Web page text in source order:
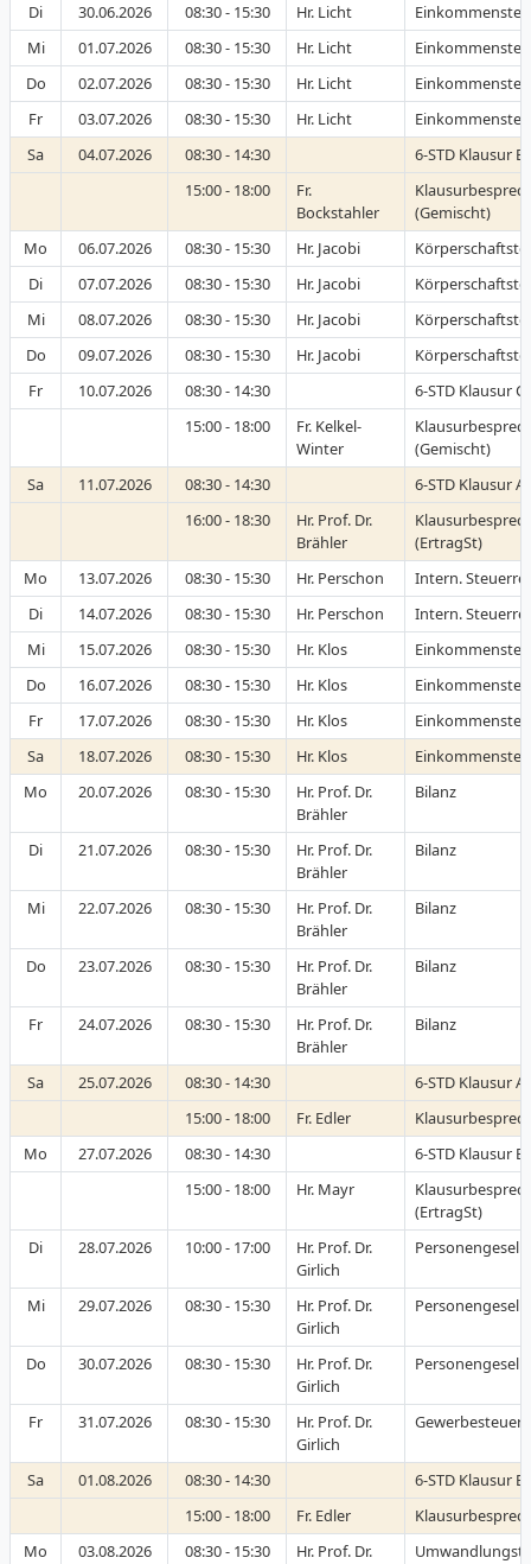
Di
30.06.2026 08:30 - 15:30 Hr. Licht
Mi
01.07.2026 08:30 - 15:30 Hr. Licht
Do
02.07.2026 08:30 - 15:30 Hr. Licht
Fr
03.07.2026 08:30 - 15:30 Hr. Licht
Sa
04.07.2026 08:30 - 14:30
6-STD Klausur
15:00 - 18:00
Fr.
Bockstahler
(Gemischt)
Mo
06.07.2026 08:30 - 15:30 Hr. Jacobi
Di
07.07.2026 08:30 - 15:30 Hr. Jacobi
Mi
08.07.2026 08:30 - 15:30 Hr. Jacobi
Do
09.07.2026 08:30 - 15:30 Hr. Jacobi
Fr
10.07.2026 08:30 - 14:30
6-STD Klausur
15:00 - 18:00
Fr. Kelkel-
Winter
(Gemischt)
Sa
11.07.2026 08:30 - 14:30
6-STD Klausur
16:00 - 18:30
Hr. Prof. Dr.
Brähler
(ErtragSt)
Mo
13.07.2026 08:30 - 15:30 Hr. Perschon
Intern.
Di
14.07.2026 08:30 - 15:30 Hr. Perschon
Intern.
Mi
15.07.2026 08:30 - 15:30 Hr. Klos
Do
16.07.2026 08:30 - 15:30 Hr. Klos
Fr
17.07.2026 08:30 - 15:30 Hr. Klos
Sa
18.07.2026 08:30 - 15:30 Hr. Klos
Mo
20.07.2026 08:30 - 15:30
Hr. Prof. Dr.
Brähler
Bilanz
Di 21.07.2026 08:30 - 15:30
Hr. Prof. Dr.
Brähler
Bilanz
Mi 22.07.2026 08:30 - 15:30
Hr. Prof. Dr.
Brähler
Bilanz
Do 23.07.2026 08:30 - 15:30
Hr. Prof. Dr.
Brähler
Bilanz
Fr 24.07.2026 08:30 - 15:30
Hr. Prof. Dr.
Brähler
Bilanz
Sa 25.07.2026 08:30 - 14:30
6-STD Klausur
15:00 - 18:00
Fr. Edler
Mo
27.07.2026 08:30 - 14:30
6-STD Klausur
15:00 - 18:00
Hr. Mayr
(ErtragSt)
Di
28.07.2026 10:00 - 17:00
Hr. Prof. Dr.
Girlich
Mi 29.07.2026 08:30 - 15:30
Hr. Prof. Dr.
Girlich
Do 30.07.2026 08:30 - 15:30
Hr. Prof. Dr.
Girlich
Fr 31.07.2026 08:30 - 15:30
Hr. Prof. Dr.
Girlich
Gewerbesteuer
Sa 01.08.2026 08:30 - 14:30
6-STD Klausur
15:00 - 18:00
Fr. Edler
Mo
03.08.2026 08:30 - 15:30
Hr. Prof. Dr.